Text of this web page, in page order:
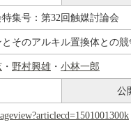
集号：第32回触媒討論会
そのアルキル置換体との
・ 野村興雄 ・ 小林一郎
公